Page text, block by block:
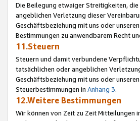
Die Beilegung etwaiger Streitigkeiten,
angeblichen Verletzung dieser
Geschäftsbeziehung mit uns oder
Bestimmungen zu anwendbarem Recht
11.Steuern
Steuern und damit verbundene
tatsächlichen oder angeblichen
Geschäftsbeziehung mit uns oder
Steuerbestimmungen in Anhang 3.
12.Weitere Bestimmungen
Wir können von Zeit zu Zeit Mitteilungen